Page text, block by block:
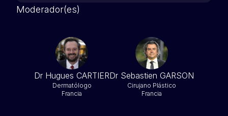
Moderador(es)
Dr Hugues CARTIER
Dermatólogo
Francia
Dr Sebastien GARSON
Cirujano Plástico
Francia